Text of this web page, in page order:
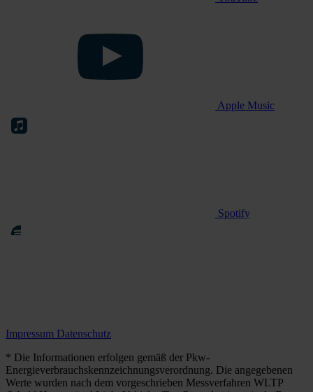
Apple Music
Spotify
Impressum Datenschutz
* Die Informationen erfolgen gemäß der Pkw-
Energieverbrauchskennzeichnungsverordnung. Die angegebenen
Werte wurden nach dem vorgeschrieben Messverfahren WLTP